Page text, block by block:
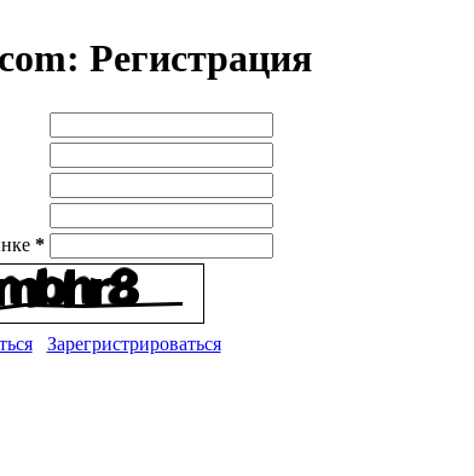
Регистрация
*
Зарегристрироваться